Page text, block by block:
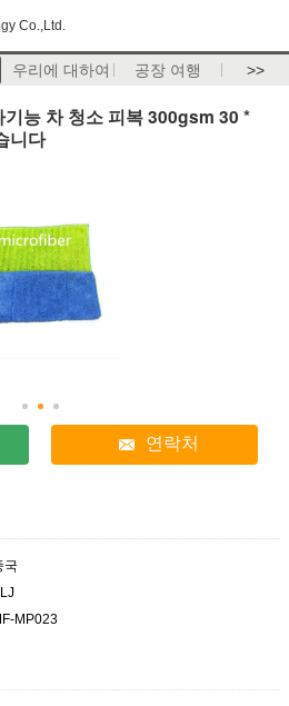
Co.,Ltd.
우리에 대하여 공장 여행 >>
능 차 청소 피복 300gsm 30 *
니다
연락처
국
MP023